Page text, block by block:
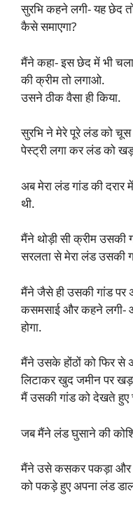
सुरभि कहने लगी- यह छेद
कैसे समाएगा?
मैंने कहा- इस छेद में भी
की क्रीम तो लगाओ.
उसने ठीक वैसा ही किया.
सुरभि ने मेरे पूरे लंड को
पेस्ट्री लगा कर लंड को
अब मेरा लंड गांड की दरार
थी.
मैंने थोड़ी सी क्रीम उसकी
सरलता से मेरा लंड उसकी
मैंने जैसे ही उसकी गांड पर
कसमसाई और कहने लगी-
होगा.
मैंने उसके होंठों को फिर से
लिटाकर खुद जमीन पर
मैं उसकी गांड को देखते हुए
जब मैंने लंड घुसाने की
मैंने उसे कसकर पकड़ा और
को पकड़े हुए अपना लंड